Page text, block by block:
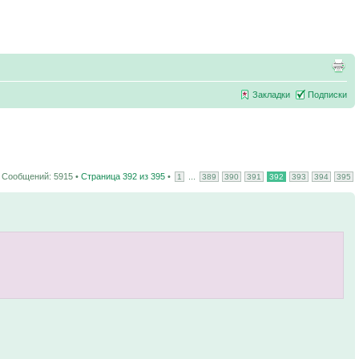
Закладки Подписки
Сообщений: 5915 • Страница 392 из 395 • 1 389 390 391 392 393 394 395